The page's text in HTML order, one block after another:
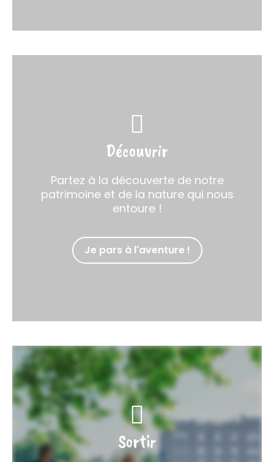
Découvrir
Partez à la découverte de notre
patrimoine et de la nature qui nous
entoure !
Je pars à l'aventure !
Sortir